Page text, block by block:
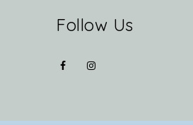
Follow Us